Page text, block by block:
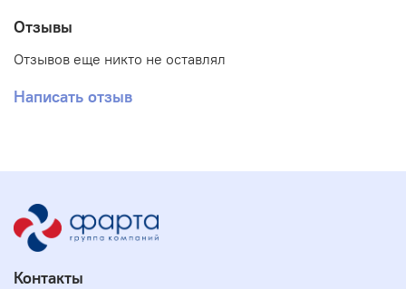
Отзывы
Отзывов еще никто не оставлял
Написать отзыв
Контакты